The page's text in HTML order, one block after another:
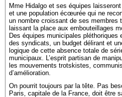
Mme Hidalgo et ses équipes
et une population écœurée qui ne
un nombre croissant de ses membres
laissant la place aux embouteillages
Des équipes municipales
des syndicats, un budget délirant et
logique de cette absence totale de
municipaux. L’esprit partisan de
les mouvements trotskistes,
d’amélioration.
On pourrit toujours par la tête. Pas
Paris, capitale de la France, doit être